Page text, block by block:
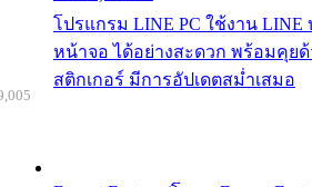
โปรแกรม LINE PC ใช้งาน
หน้าจอ ได้อย่างสะดวก พร้อมคุยด้
สติกเกอร์ มีการอัปเดตสม่ำเสมอ